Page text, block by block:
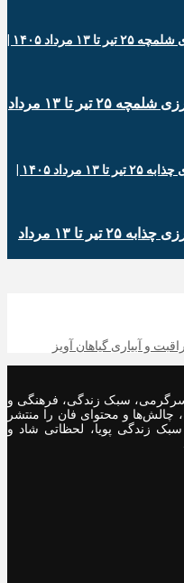
اطلاع‌نگاشت| تردد مسافر از پایانه‌ مرزی شلمچه ۲۵ تیر تا ۱۳ مرداد
اطلاع‌نگاشت| تردد مسافر از پایانه‌ مرزی چذابه ۲۵ تیر تا ۱۳ مرداد
و آبیاری گیاهان آویز
در حوزه سرگرمی، سبک زندگی، فرهنگی و
چالش‌ها و محتوای فان را منتشر
زندگی پویا، لحظاتی شاد و